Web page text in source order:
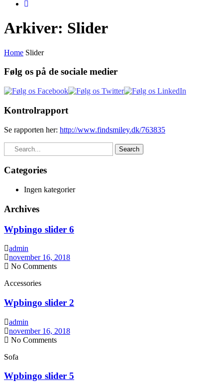
Arkiver: Slider
Home Slider
Følg os på de sociale medier
Kontrolrapport
Se rapporten her: http://www.findsmiley.dk/763835
Search
Categories
Ingen kategorier
Archives
Wpbingo slider 6
admin
november 16, 2018
No Comments
Accessories
Wpbingo slider 2
admin
november 16, 2018
No Comments
Sofa
Wpbingo slider 5